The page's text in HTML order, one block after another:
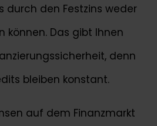
durch den Festzins weder
können. Das gibt Ihnen
denn
bleiben konstant.
auf dem Finanzmarkt